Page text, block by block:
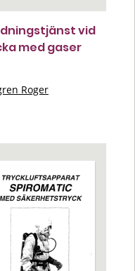
vid
med gaser
Roger